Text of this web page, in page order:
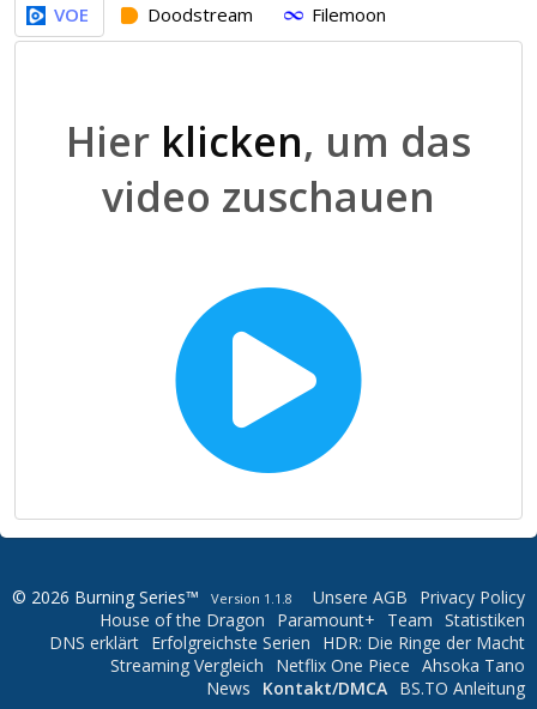
VOE Doodstream Filemoon
Hier klicken, um das
video zuschauen
© 2026 Burning Series™ Version 1.1.8 Privacy Policy
Unsere AGB
Statistiken
Team
Paramount+
House of the Dragon
HDR: Die Ringe der Macht
Erfolgreichste Serien
DNS erklärt
Ahsoka Tano
Netflix One Piece
Streaming Vergleich
BS.TO Anleitung
Kontakt/DMCA
News